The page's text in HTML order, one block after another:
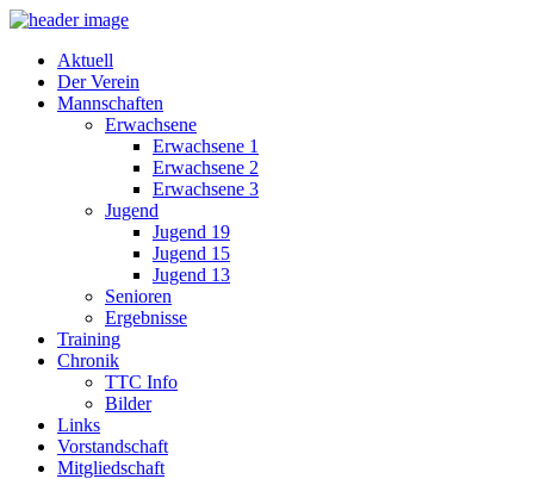
Aktuell
Der Verein
Mannschaften
Erwachsene
Erwachsene 1
Erwachsene 2
Erwachsene 3
Jugend
Jugend 19
Jugend 15
Jugend 13
Senioren
Ergebnisse
Training
Chronik
TTC Info
Bilder
Links
Vorstandschaft
Mitgliedschaft